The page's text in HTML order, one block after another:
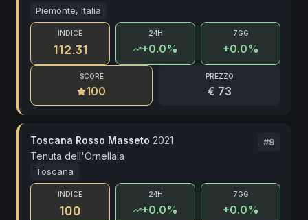
Piemonte, Italia
INDICE
112.31
24H
+0.0%
7GG
+0.0%
SCORE
100
PREZZO
€ 73
Toscana Rosso Masseto 2021
Tenuta dell'Ornellaia
#9
Toscana
INDICE
100
24H
+0.0%
7GG
+0.0%